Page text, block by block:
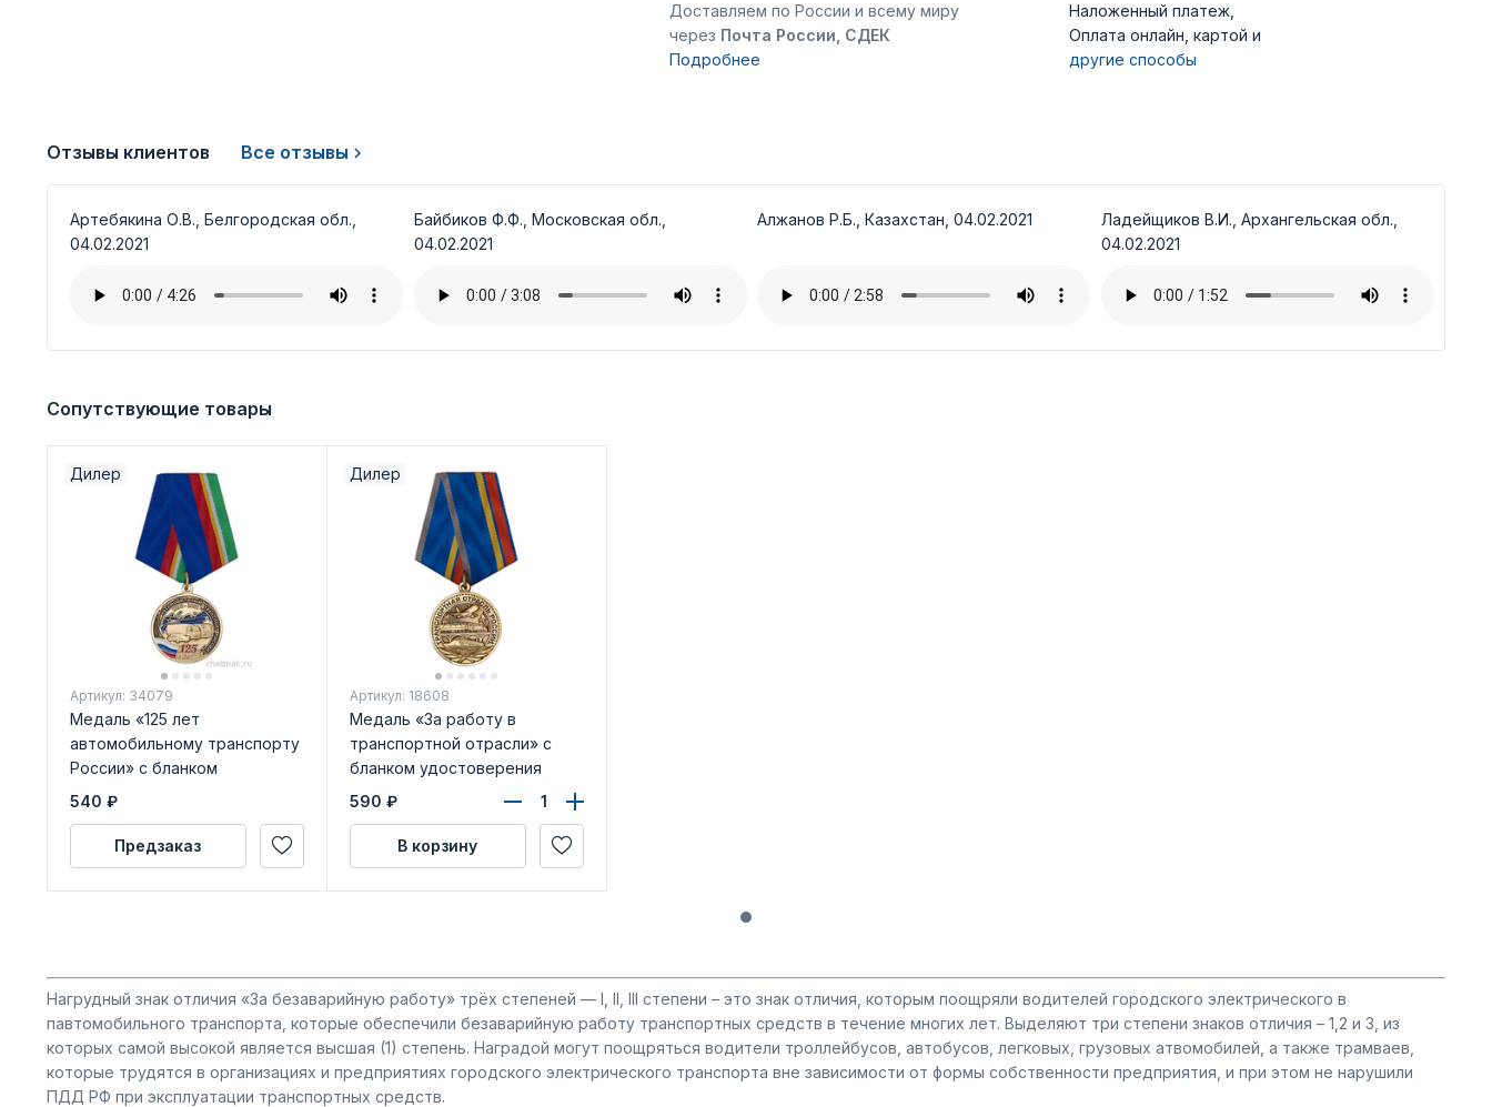
Доставляем по России и всему миру
через Почта России, СДЕК
Подробнее
Наложенный платеж,
Оплата онлайн, картой и
другие способы
Отзывы клиентов Все отзывы
Артебякина О.В., Белгородская обл.,
04.02.2021
Байбиков Ф.Ф., Московская обл.,
04.02.2021
Алжанов Р.Б., Казахстан, 04.02.2021
Ладейщиков В.И., Архангельская обл.,
04.02.2021
Сопутствующие товары
Дилер
Артикул: 34079
Медаль «125 лет
автомобильному транспорту
России» с бланком
удостоверения
540 ₽
Предзаказ
Дилер
Артикул: 18608
Медаль «За работу в
транспортной отрасли» с
бланком удостоверения
590 ₽
В корзину
Нагрудный знак отличия «За безаварийную работу» трёх степеней — I, II, III степени – это знак отличия, которым поощряли водителей городского электрического в
павтомобильного транспорта, которые обеспечили безаварийную работу транспортных средств в течение многих лет. Выделяют три степени знаков отличия – 1,2 и 3, из
которых самой высокой является высшая (1) степень. Наградой могут поощряться водители троллейбусов, автобусов, легковых, грузовых атвомобилей, а также трамваев,
которые трудятся в организациях и предприятиях городского электрического транспорта вне зависимости от формы собственности предприятия, и при этом не нарушили
ПДД РФ при эксплуатации транспортных средств.